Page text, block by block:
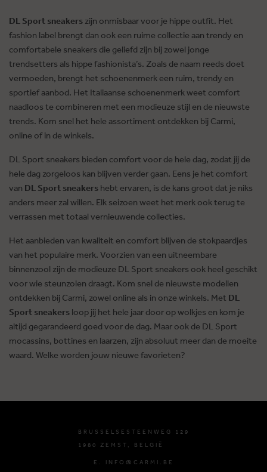
DL Sport sneakers zijn onmisbaar voor je hippe outfit. Het
fashion label brengt dan ook een ruime collectie aan trendy en
comfortabele sneakers die geliefd zijn bij zowel jonge
trendsetters als hippe fashionista’s. Zoals de naam reeds doet
vermoeden, brengt het schoenenmerk een ruim, trendy en
sportief aanbod. Het Italiaanse schoenenmerk weet comfort
naadloos te combineren met een modieuze stijl en de nieuwste
trends. Kom snel het hele assortiment ontdekken bij Carmi,
online of in de winkels.
DL Sport sneakers bieden comfort voor de hele dag, zodat jij de
hele dag zorgeloos kan blijven verder gaan. Eens je het comfort
van DL Sport sneakers hebt ervaren, is de kans groot dat je niks
anders meer zal willen. Elk seizoen weet het merk ook terug te
verrassen met totaal vernieuwende collecties.
Het aanbieden van kwaliteit en comfort blijven de stokpaardjes
van het populaire merk. Voorzien van een uitneembare
binnenzool zijn de modieuze DL Sport sneakers ook heel geschikt
voor wie steunzolen draagt. Kom snel de nieuwste modellen
ontdekken bij Carmi, zowel online als in onze winkels. Met DL
Sport sneakers loop jij het hele jaar door op wolkjes en kom je
altijd gegarandeerd goed voor de dag. Maar ook de DL Sport
mocassins, bottines en laarzen, zijn absoluut meer dan de moeite
waard. Welke worden jouw nieuwe favorieten?
BRUSSELSESTEENWEG 129
1980 ZEMST, BELGIË
E. INFO@CARMI.BE